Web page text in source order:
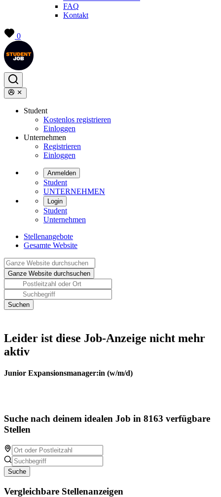
FAQ
Kontakt
0
Student
Kostenlos registrieren
Einloggen
Unternehmen
Registrieren
Einloggen
Anmelden
Student
UNTERNEHMEN
Login
Student
Unternehmen
Stellenangebote
Gesamte Website
Leider ist diese Job-Anzeige nicht mehr
aktiv
Junior Expansionsmanager:in (w/m/d)
Suche nach deinem idealen Job in 8163 verfügbare
Stellen
Suche
Vergleichbare Stellenanzeigen